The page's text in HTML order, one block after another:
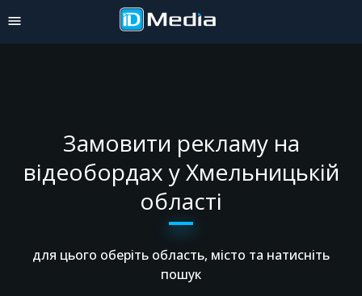
Замовити рекламу на
відеобордах у Хмельницькій
області
для цього оберіть область, місто та натисніть
пошук